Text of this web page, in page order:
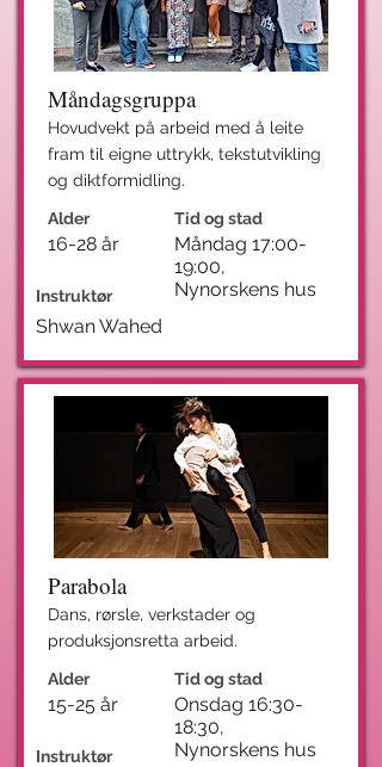
Måndagsgruppa
Hovudvekt på arbeid med å leite
fram til eigne uttrykk, tekstutvikling
og diktformidling.
Alder
16-28 år
Instruktør
Tid og stad
Måndag 17:00-
19:00,
Nynorskens hus
Shwan Wahed
Parabola
Dans, rørsle, verkstader og
produksjonsretta arbeid.
Alder
15-25 år
Instruktør
Tid og stad
Onsdag 16:30-
18:30,
Nynorskens hus